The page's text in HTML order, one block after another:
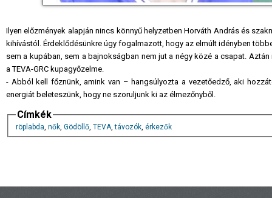
Ilyen előzmények alapján nincs könnyű helyzetben Horváth András és
kihívástól. Érdeklődésünkre úgy fogalmazott, hogy az elmúlt idényben
sem a kupában, sem a bajnokságban nem jut a négy közé a csapat.
a TEVA-GRC kupagyőzelme.
- Abból kell főznünk, amink van – hangsúlyozta a vezetőedző, aki
energiát beleteszünk, hogy ne szoruljunk ki az élmezőnyből.
Címkék
röplabda, nők, Gödöllő, TEVA,távozók, érkezők